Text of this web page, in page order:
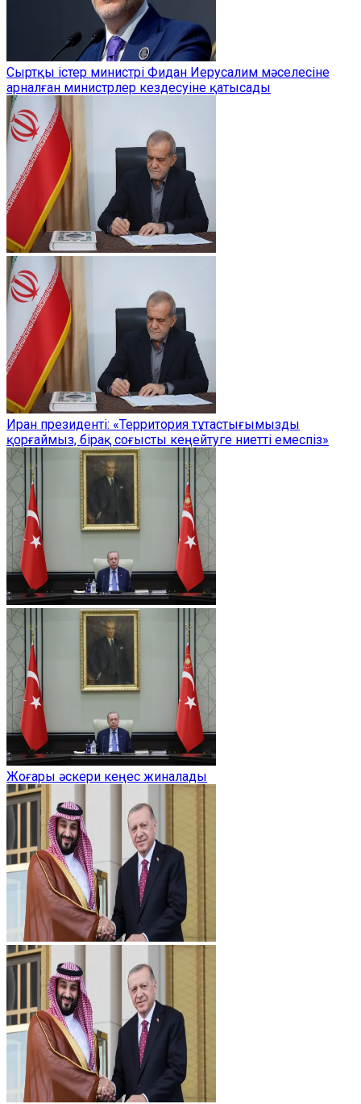
Сыртқы істер министрі Фидан Иерусалим мәселесіне
арналған министрлер кездесуіне қатысады
Иран президенті: «Территория тұтастығымызды
қорғаймыз, бірақ соғысты кеңейтуге ниетті емеспіз»
Жоғары әскери кеңес жиналады